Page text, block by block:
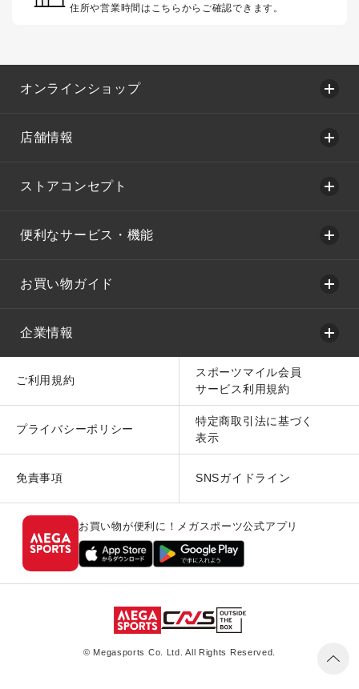
住所や営業時間はこちらからご確認できます。
オンラインショップ
店舗情報
ストアコンセプト
便利なサービス・機能
お買い物ガイド
企業情報
ご利用規約
スポーツマイル会員
サービス利用規約
プライバシーポリシー
特定商取引法に基づく
表示
免責事項 SNSガイドライン
お買い物が便利に！メガスポーツ公式アプリ
© Megasports Co. Ltd. All Rights Reserved.